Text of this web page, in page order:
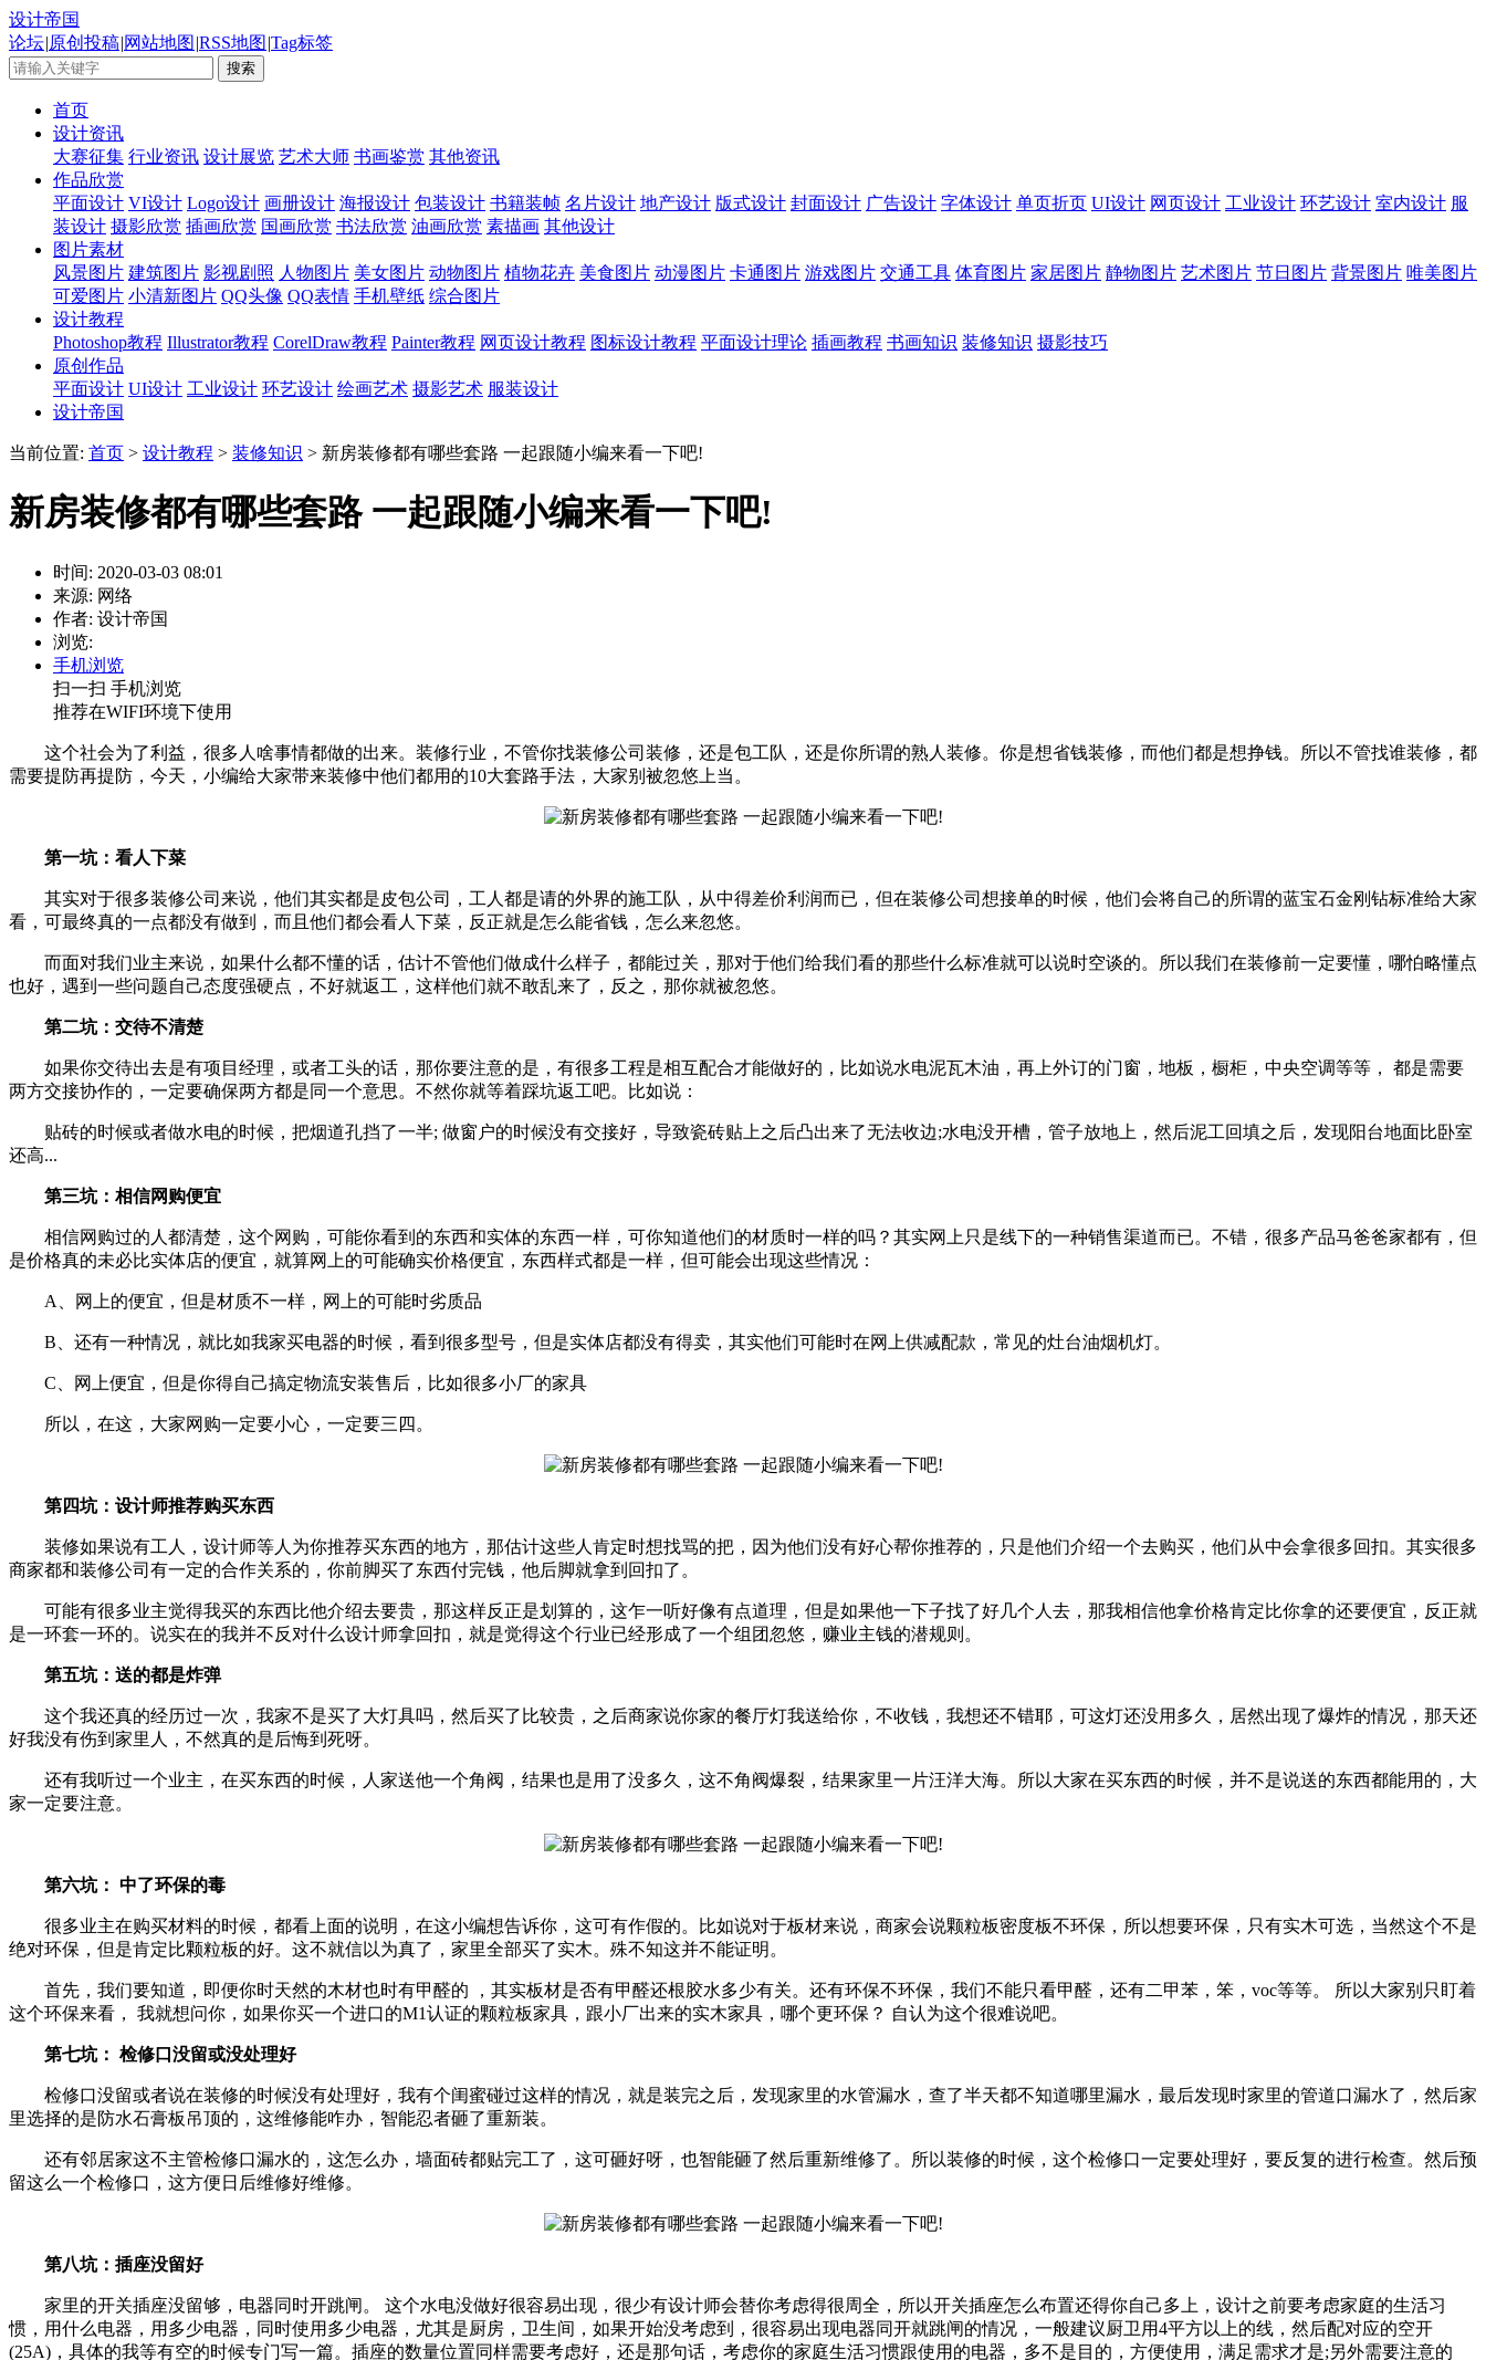
设计帝国
论坛|原创投稿|网站地图 |RSS地图 |Tag标签
首页
设计资讯
大赛征集 行业资讯 设计展览 艺术大师 书画鉴赏 其他资讯
作品欣赏
平面设计 VI设计 Logo设计 画册设计 海报设计 包装设计 书籍装帧 名片设计 地产设计 版式设计 封面设计 广告设计 字体设计 单页折页 UI设计 网页设计 工业设计 环艺设计 室内设计 服
装设计 摄影欣赏 插画欣赏 国画欣赏 书法欣赏 油画欣赏 素描画 其他设计
图片素材
风景图片 建筑图片 影视剧照 人物图片 美女图片 动物图片 植物花卉 美食图片 动漫图片 卡通图片 游戏图片 交通工具 体育图片 家居图片 静物图片 艺术图片 节日图片 背景图片 唯美图片
可爱图片 小清新图片 QQ头像 QQ表情 手机壁纸 综合图片
设计教程
Photoshop教程 Illustrator教程 CorelDraw教程 Painter教程 网页设计教程 图标设计教程 平面设计理论 插画教程 书画知识 装修知识 摄影技巧
原创作品
平面设计 UI设计 工业设计 环艺设计 绘画艺术 摄影艺术 服装设计
设计帝国
当前位置: 首页 > 设计教程 > 装修知识 > 新房装修都有哪些套路 一起跟随小编来看一下吧!
新房装修都有哪些套路 一起跟随小编来看一下吧!
时间: 2020-03-03 08:01
来源: 网络
作者: 设计帝国
浏览:
手机浏览
扫一扫 手机浏览
推荐在WIFI环境下使用
这个社会为了利益，很多人啥事情都做的出来。装修行业，不管你找装修公司装修，还是包工队，还是你所谓的熟人装修。你是想省钱装修，而他们都是想挣钱。所以不管找谁装修，都
需要提防再提防，今天，小编给大家带来装修中他们都用的10大套路手法，大家别被忽悠上当。
第一坑：看人下菜
其实对于很多装修公司来说，他们其实都是皮包公司，工人都是请的外界的施工队，从中得差价利润而已，但在装修公司想接单的时候，他们会将自己的所谓的蓝宝石金刚钻标准给大家
看，可最终真的一点都没有做到，而且他们都会看人下菜，反正就是怎么能省钱，怎么来忽悠。
而面对我们业主来说，如果什么都不懂的话，估计不管他们做成什么样子，都能过关，那对于他们给我们看的那些什么标准就可以说时空谈的。所以我们在装修前一定要懂，哪怕略懂点
也好，遇到一些问题自己态度强硬点，不好就返工，这样他们就不敢乱来了，反之，那你就被忽悠。
第二坑：交待不清楚
如果你交待出去是有项目经理，或者工头的话，那你要注意的是，有很多工程是相互配合才能做好的，比如说水电泥瓦木油，再上外订的门窗，地板，橱柜，中央空调等等， 都是需要
两方交接协作的，一定要确保两方都是同一个意思。不然你就等着踩坑返工吧。比如说：
贴砖的时候或者做水电的时候，把烟道孔挡了一半; 做窗户的时候没有交接好，导致瓷砖贴上之后凸出来了无法收边;水电没开槽，管子放地上，然后泥工回填之后，发现阳台地面比卧室
还高...
第三坑：相信网购便宜
相信网购过的人都清楚，这个网购，可能你看到的东西和实体的东西一样，可你知道他们的材质时一样的吗？其实网上只是线下的一种销售渠道而已。不错，很多产品马爸爸家都有，但
是价格真的未必比实体店的便宜，就算网上的可能确实价格便宜，东西样式都是一样，但可能会出现这些情况：
A、网上的便宜，但是材质不一样，网上的可能时劣质品
B、还有一种情况，就比如我家买电器的时候，看到很多型号，但是实体店都没有得卖，其实他们可能时在网上供减配款，常见的灶台油烟机灯。
C、网上便宜，但是你得自己搞定物流安装售后，比如很多小厂的家具
所以，在这，大家网购一定要小心，一定要三四。
第四坑：设计师推荐购买东西
装修如果说有工人，设计师等人为你推荐买东西的地方，那估计这些人肯定时想找骂的把，因为他们没有好心帮你推荐的，只是他们介绍一个去购买，他们从中会拿很多回扣。其实很多
商家都和装修公司有一定的合作关系的，你前脚买了东西付完钱，他后脚就拿到回扣了。
可能有很多业主觉得我买的东西比他介绍去要贵，那这样反正是划算的，这乍一听好像有点道理，但是如果他一下子找了好几个人去，那我相信他拿价格肯定比你拿的还要便宜，反正就
是一环套一环的。说实在的我并不反对什么设计师拿回扣，就是觉得这个行业已经形成了一个组团忽悠，赚业主钱的潜规则。
第五坑：送的都是炸弹
这个我还真的经历过一次，我家不是买了大灯具吗，然后买了比较贵，之后商家说你家的餐厅灯我送给你，不收钱，我想还不错耶，可这灯还没用多久，居然出现了爆炸的情况，那天还
好我没有伤到家里人，不然真的是后悔到死呀。
还有我听过一个业主，在买东西的时候，人家送他一个角阀，结果也是用了没多久，这不角阀爆裂，结果家里一片汪洋大海。所以大家在买东西的时候，并不是说送的东西都能用的，大
家一定要注意。
第六坑： 中了环保的毒
很多业主在购买材料的时候，都看上面的说明，在这小编想告诉你，这可有作假的。比如说对于板材来说，商家会说颗粒板密度板不环保，所以想要环保，只有实木可选，当然这个不是
绝对环保，但是肯定比颗粒板的好。这不就信以为真了，家里全部买了实木。殊不知这并不能证明。
首先，我们要知道，即便你时天然的木材也时有甲醛的 ，其实板材是否有甲醛还根胶水多少有关。还有环保不环保，我们不能只看甲醛，还有二甲苯，笨，voc等等。 所以大家别只盯着
这个环保来看， 我就想问你，如果你买一个进口的M1认证的颗粒板家具，跟小厂出来的实木家具，哪个更环保？ 自认为这个很难说吧。
第七坑： 检修口没留或没处理好
检修口没留或者说在装修的时候没有处理好，我有个闺蜜碰过这样的情况，就是装完之后，发现家里的水管漏水，查了半天都不知道哪里漏水，最后发现时家里的管道口漏水了，然后家
里选择的是防水石膏板吊顶的，这维修能咋办，智能忍者砸了重新装。
还有邻居家这不主管检修口漏水的，这怎么办，墙面砖都贴完工了，这可砸好呀，也智能砸了然后重新维修了。所以装修的时候，这个检修口一定要处理好，要反复的进行检查。然后预
留这么一个检修口，这方便日后维修好维修。
第八坑：插座没留好
家里的开关插座没留够，电器同时开跳闸。 这个水电没做好很容易出现，很少有设计师会替你考虑得很周全，所以开关插座怎么布置还得你自己多上，设计之前要考虑家庭的生活习
惯，用什么电器，用多少电器，同时使用多少电器，尤其是厨房，卫生间，如果开始没考虑到，很容易出现电器同开就跳闸的情况，一般建议厨卫用4平方以上的线，然后配对应的空开
(25A)，具体的我等有空的时候专门写一篇。插座的数量位置同样需要考虑好，还是那句话，考虑你的家庭生活习惯跟使用的电器，多不是目的，方便使用，满足需求才是;另外需要注意的